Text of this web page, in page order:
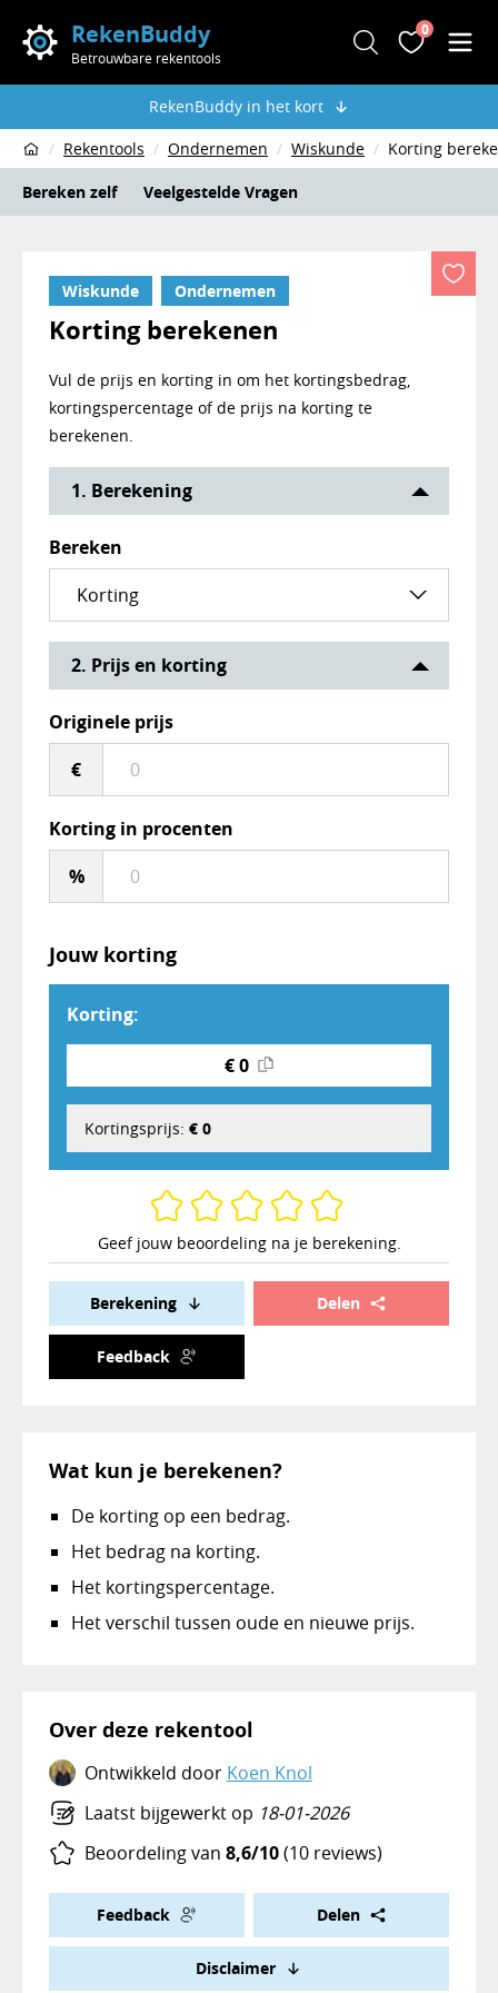
RekenBuddy
Betrouwbare rekentools Zoeken
0
RekenBuddy in het kort
HomeRekentools Ondernemen Wiskunde Korting
Bereken zelf Veelgestelde Vragen
Wiskunde Ondernemen
Korting berekenen
Vul de prijs en korting in om het kortingsbedrag,
kortingspercentage of de prijs na korting te
berekenen.
1. Berekening
Bereken
2. Prijs en korting
Originele prijs
€
Korting in procenten
%
Jouw korting
Korting:
€ 0
Kortingsprijs: € 0
Geef jouw beoordeling na je berekening.
Berekening Delen
Feedback
Wat kun je berekenen?
De korting op een bedrag.
Het bedrag na korting.
Het kortingspercentage.
Het verschil tussen oude en nieuwe prijs.
Over deze rekentool
Ontwikkeld door Koen Knol
Laatst bijgewerkt op 18-01-2026
Beoordeling van 8,6/10(10 reviews)
Feedback Delen
Disclaimer